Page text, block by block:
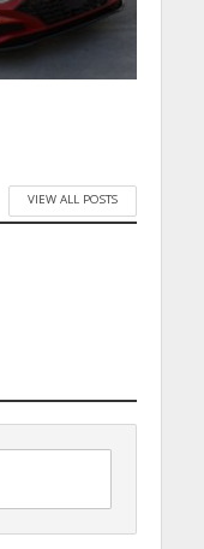
VIEW ALL POSTS